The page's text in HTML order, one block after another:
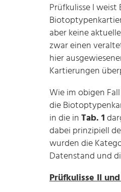
Prüfkulisse I
aber keine
zwar einen
hier
Kartierungen
Wie im obigen
die
in die inTab. 1
dabei prinzipiell
wurden die
Datenstand und
Prüfkulisse II